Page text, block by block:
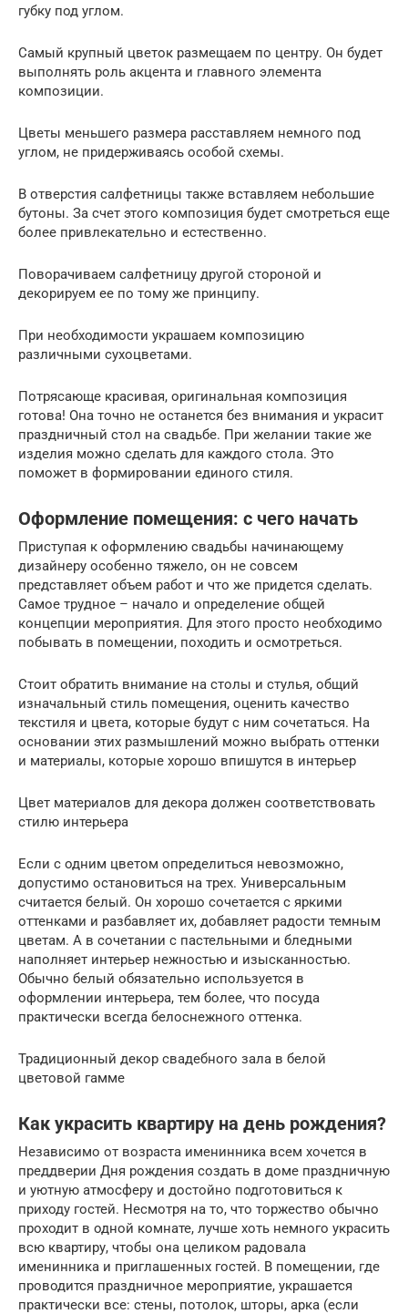
губку под углом.
Самый крупный цветок размещаем по центру. Он будет
выполнять роль акцента и главного элемента
композиции.
Цветы меньшего размера расставляем немного под
углом, не придерживаясь особой схемы.
В отверстия салфетницы также вставляем небольшие
бутоны. За счет этого композиция будет смотреться еще
более привлекательно и естественно.
Поворачиваем салфетницу другой стороной и
декорируем ее по тому же принципу.
При необходимости украшаем композицию
различными сухоцветами.
Потрясающе красивая, оригинальная композиция
готова! Она точно не останется без внимания и украсит
праздничный стол на свадьбе. При желании такие же
изделия можно сделать для каждого стола. Это
поможет в формировании единого стиля.
Оформление помещения: с чего начать
Приступая к оформлению свадьбы начинающему
дизайнеру особенно тяжело, он не совсем
представляет объем работ и что же придется сделать.
Самое трудное – начало и определение общей
концепции мероприятия. Для этого просто необходимо
побывать в помещении, походить и осмотреться.
Стоит обратить внимание на столы и стулья, общий
изначальный стиль помещения, оценить качество
текстиля и цвета, которые будут с ним сочетаться. На
основании этих размышлений можно выбрать оттенки
и материалы, которые хорошо впишутся в интерьер
Цвет материалов для декора должен соответствовать
стилю интерьера
Если с одним цветом определиться невозможно,
допустимо остановиться на трех. Универсальным
считается белый. Он хорошо сочетается с яркими
оттенками и разбавляет их, добавляет радости темным
цветам. А в сочетании с пастельными и бледными
наполняет интерьер нежностью и изысканностью.
Обычно белый обязательно используется в
оформлении интерьера, тем более, что посуда
практически всегда белоснежного оттенка.
Традиционный декор свадебного зала в белой
цветовой гамме
Как украсить квартиру на день рождения?
Независимо от возраста именинника всем хочется в
преддверии Дня рождения создать в доме праздничную
и уютную атмосферу и достойно подготовиться к
приходу гостей. Несмотря на то, что торжество обычно
проходит в одной комнате, лучше хоть немного украсить
всю квартиру, чтобы она целиком радовала
именинника и приглашенных гостей. В помещении, где
проводится праздничное мероприятие, украшается
практически все: стены, потолок, шторы, арка (если